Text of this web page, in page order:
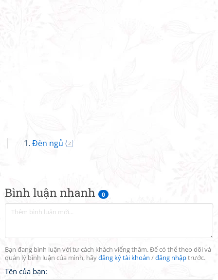
Bình luận nhanh 0
Bạn đang bình luận với tư cách khách viếng thăm. Để có thể theo dõi và
quản lý bình luận của mình, hãyđăng ký tài khoản /đăng nhậptrước.
Tên của bạn:
Đèn ngủ 2